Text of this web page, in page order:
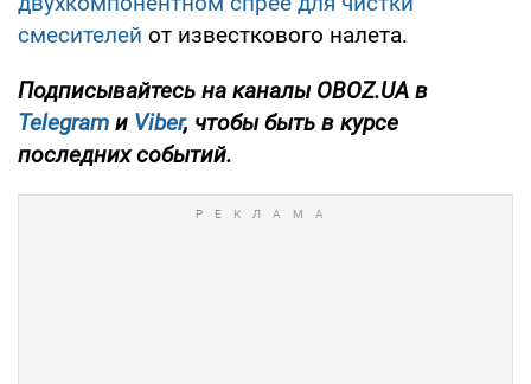
смесителей от известкового налета.
Подписывайтесь на каналы OBOZ.UA в
Telegram и Viber, чтобы быть в курсе
последних событий.